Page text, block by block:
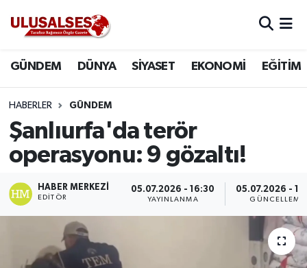
GÜNDEM DÜNYA SİYASET EKONOMİ EĞİTİM
HABERLER GÜNDEM
Şanlıurfa'da terör
operasyonu: 9 gözaltı!
HABER MERKEZI
EDITÖR
05.07.2026 - 16:30
YAYINLANMA
05.07.2026 -
GÜNCELLEME
DÜNYA
SİYASET
EKONOMİ
EĞİTİM
SAĞLIK
MAGAZİN
Trafik Durumu
Süper Lig Puan Durumu ve Fikstür
Tüm Manşetler
Son Dakika Haberleri
Haber Arşivi